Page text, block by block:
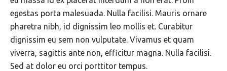
egestas porta malesuada. Nulla facilisi. Mauris ornare
pharetra nibh, id dignissim leo mollis et. Curabitur
dignissim eu sem non vulputate. Vivamus et quam
viverra, sagittis ante non, efficitur magna. Nulla facilisi.
Sed at dolor eu orci porttitor tempus.